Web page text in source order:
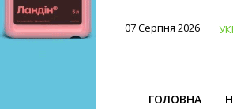
07 Серпня 2026
ГОЛОВНА